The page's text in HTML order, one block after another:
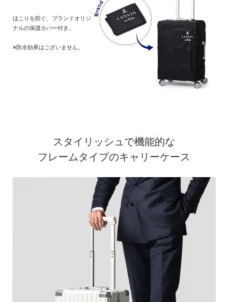
ほこりを防ぐ、ブランドオリジ
ナルの保護カバー付き。
※防水効果はございません。
スタイリッシュで機能的な
フレームタイプのキャリーケース